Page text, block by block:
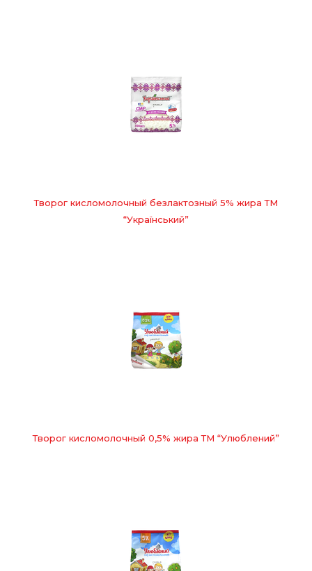
Творог кисломолочный безлактозный 5% жира ТМ
“Український”
Творог кисломолочный 0,5% жира ТМ “Улюблений”